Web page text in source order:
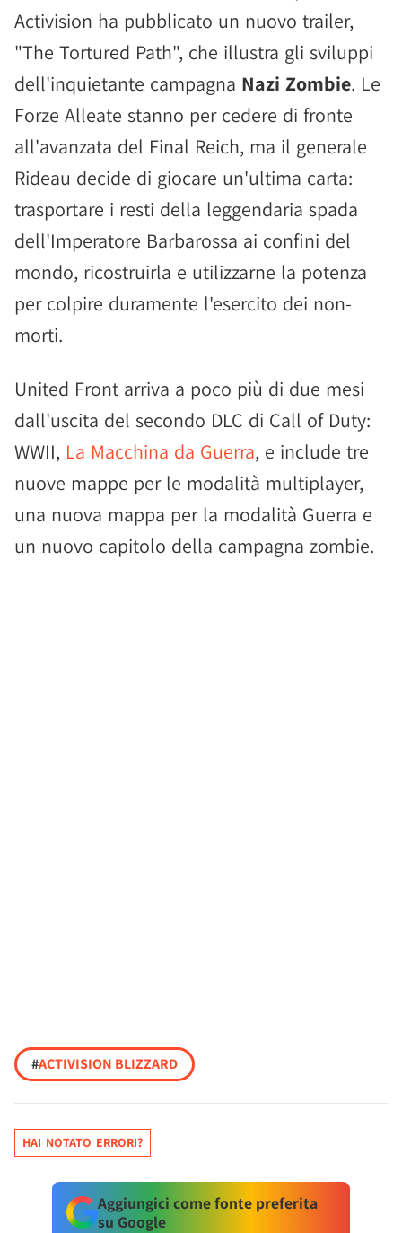
Activision ha pubblicato un nuovo trailer,
"The Tortured Path", che illustra gli sviluppi
dell'inquietante campagna Nazi Zombie. Le
Forze Alleate stanno per cedere di fronte
all'avanzata del Final Reich, ma il generale
Rideau decide di giocare un'ultima carta:
trasportare i resti della leggendaria spada
dell'Imperatore Barbarossa ai confini del
mondo, ricostruirla e utilizzarne la potenza
per colpire duramente l'esercito dei non-
morti.
United Front arriva a poco più di due mesi
dall'uscita del secondo DLC di Call of Duty:
WWII, La Macchina da Guerra, e include tre
nuove mappe per le modalità multiplayer,
una nuova mappa per la modalità Guerra e
un nuovo capitolo della campagna zombie.
#ACTIVISION BLIZZARD
HAI NOTATO ERRORI?
Aggiungici come fonte preferita
su Google